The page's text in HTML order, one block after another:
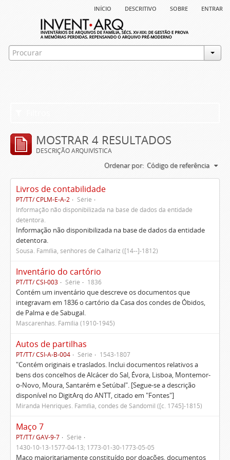
início descritivo sobre entrar
MOSTRAR 4 RESULTADOS
DESCRIÇÃO ARQUIVÍSTICA
Ordenar por: Código de referência
Livros de contabilidade
PT/TT/ CPLM-E-A-2
Série
Informação não disponibilizada na base de dados da entidade
detentora.
Informação não disponibilizada na base de dados da entidade
detentora.
Sousa. Família, senhores de Calhariz ([14--]-1812)
Inventário do cartório
PT/TT/ CSI-003 Série 1836
Contém um inventário que descreve os documentos que
integravam em 1836 o cartório da Casa dos condes de Óbidos,
de Palma e de Sabugal.
Mascarenhas. Família (1910-1945)
Autos de partilhas
PT/TT/ CSI-A-B-004 Série 1543-1807
"Contém originais e traslados. Inclui documentos relativos a
bens dos concelhos de Alcácer do Sal, Évora, Lisboa, Montemor-
o-Novo, Moura, Santarém e Setúbal". [Segue-se a descrição
disponível no DigitArq do ANTT, citado em "Fontes"]
Miranda Henriques. Família, condes de Sandomil ([c. 1745]-1815)
Maço 7
PT/TT/ GAV-9-7
Série
1430-10-13-1577-04-13; 1773-01-30-1773-05-05
Maço maioritariamente constituído por doações, documentos